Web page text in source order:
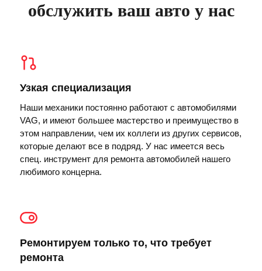
обслужить ваш авто у нас
Узкая специализация
Наши механики постоянно работают с автомобилями
VAG, и имеют большее мастерство и преимущество в
этом направлении, чем их коллеги из других сервисов,
которые делают все в подряд. У нас имеется весь
спец. инструмент для ремонта автомобилей нашего
любимого концерна.
Ремонтируем только то, что требует
ремонта